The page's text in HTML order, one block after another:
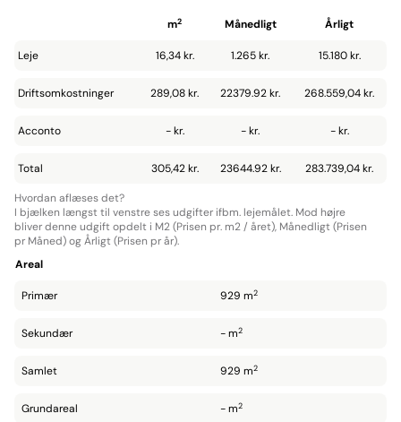
m2 Månedligt Årligt
Leje 16,34 kr. 1.265 kr. 15.180 kr.
Driftsomkostninger 289,08 kr. 22379.92 kr. 268.559,04 kr.
Acconto - kr. - kr. - kr.
Total 305,42 kr. 23644.92 kr. 283.739,04 kr.
Hvordan aflæses det?
I bjælken længst til venstre ses udgifter ifbm. lejemålet. Mod højre
bliver denne udgift opdelt i M2 (Prisen pr. m2 / året), Månedligt (Prisen
pr Måned) og Årligt (Prisen pr år).
Areal
Primær 929 m2
Sekundær - m2
Samlet 929 m2
Grundareal - m2